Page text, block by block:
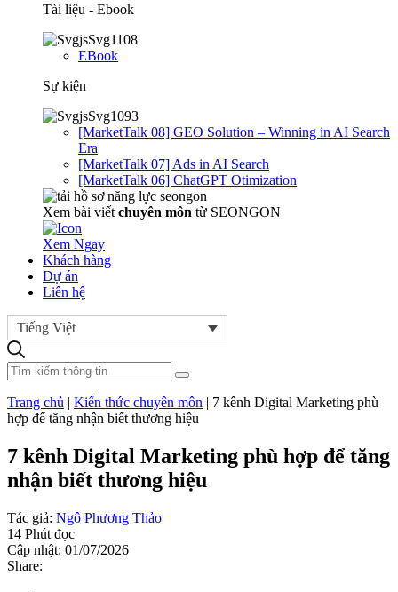
Tài liệu - Ebook
EBook
Sự kiện
[MarketTalk 08] GEO Solution – Winning in AI Search
Era
[MarketTalk 07] Ads in AI Search
[MarketTalk 06] ChatGPT Otimization
Xem bài viết chuyên môn từ SEONGON
Xem Ngay
Khách hàng
Dự án
Liên hệ
Tiếng Việt
Trang chủ | Kiến thức chuyên môn | 7 kênh Digital Marketing phù
hợp để tăng nhận biết thương hiệu
7 kênh Digital Marketing phù hợp để tăng
nhận biết thương hiệu
Tác giả: Ngô Phương Thảo
14 Phút đọc
Cập nhật: 01/07/2026
Share: